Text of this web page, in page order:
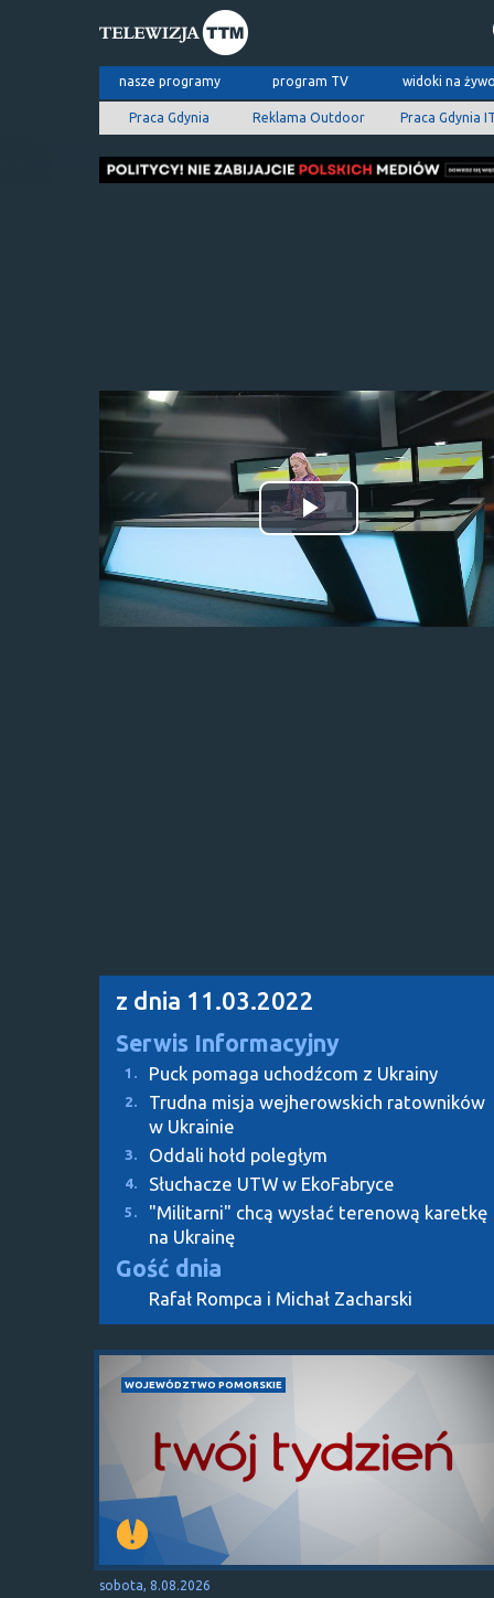
nasze programy program TV widoki na
Praca Gdynia Reklama Outdoor Praca Gdynia
Odtwórz
wideo
z dnia 11.03.2022
Serwis Informacyjny
1. Puck pomaga uchodźcom z Ukrainy
2.
Trudna misja wejherowskich ratowników
w Ukrainie
3. Oddali hołd poległym
4. Słuchacze UTW w EkoFabryce
5.
"Militarni" chcą wysłać terenową karetkę
na Ukrainę
Gość dnia
Rafał Rompca i Michał Zacharski
WOJEWÓDZTWO POMORSKIE
sobota, 8.08.2026